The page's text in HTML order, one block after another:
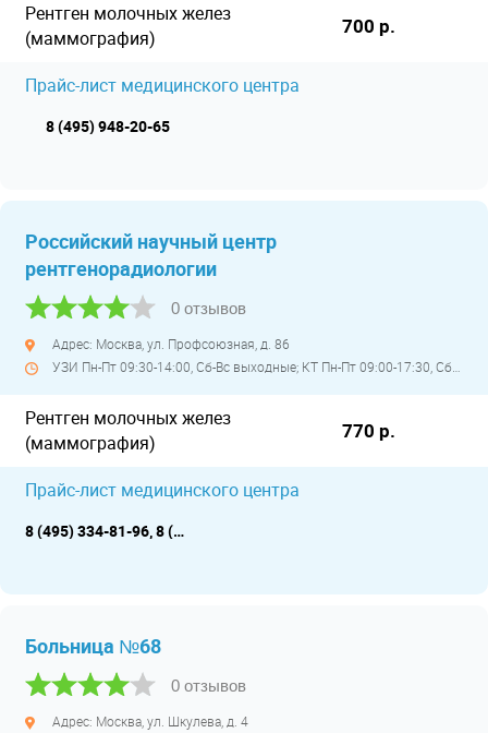
Рентген молочных желез
(маммография)
700 р.
Прайс-лист медицинского центра
8 (495) 948-20-65
Российский научный центр
рентгенорадиологии
0 отзывов
Адрес: Москва, ул. Профсоюзная, д. 86
Рентген молочных желез
(маммография)
770 р.
Прайс-лист медицинского центра
8 (495) 334-81-96, 8 (495) 333-92-50
Больница №68
0 отзывов
Адрес: Москва, ул. Шкулева, д. 4